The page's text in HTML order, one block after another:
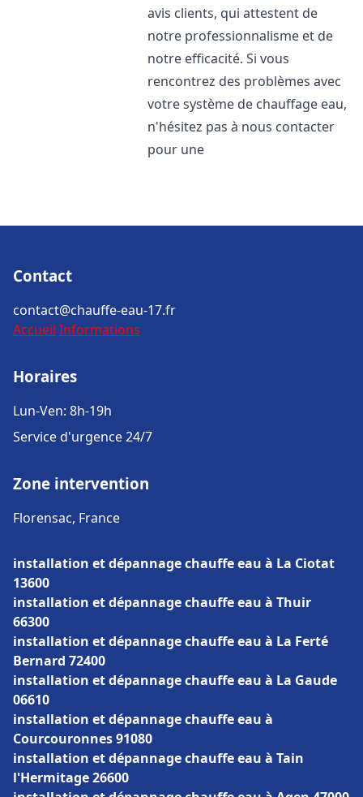
avis clients, qui attestent de
notre professionnalisme et de
notre efficacité. Si vous
rencontrez des problèmes avec
votre système de chauffage eau,
n'hésitez pas à nous contacter
pour une
Contact
contact@chauffe-eau-17.fr
Accueil Informations
Horaires
Lun-Ven: 8h-19h
Service d'urgence 24/7
Zone intervention
Florensac, France
installation et dépannage chauffe eau à La Ciotat
13600
installation et dépannage chauffe eau à Thuir
66300
installation et dépannage chauffe eau à La Ferté
Bernard 72400
installation et dépannage chauffe eau à La Gaude
06610
installation et dépannage chauffe eau à
Courcouronnes 91080
installation et dépannage chauffe eau à Tain
l'Hermitage 26600